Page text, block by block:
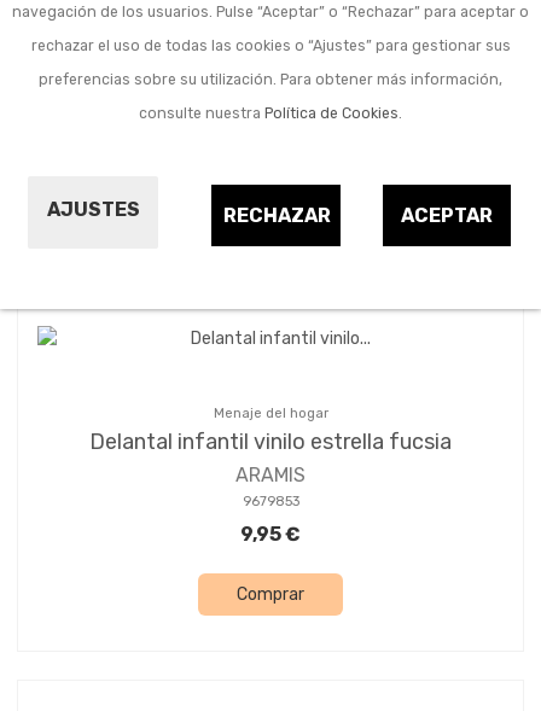
navegación de los usuarios. Pulse “Aceptar” o “Rechazar” para aceptar o
rechazar el uso de todas las cookies o “Ajustes” para gestionar sus
preferencias sobre su utilización. Para obtener más información,
consulte nuestra Política de Cookies.
AJUSTES ACEPTAR
RECHAZAR
Paños de cocina,
delantales y otros de
cocina
Ordenar por: 13
Menaje del hogar
Delantal infantil vinilo estrella fucsia
ARAMIS
9679853
9,95 €
Comprar